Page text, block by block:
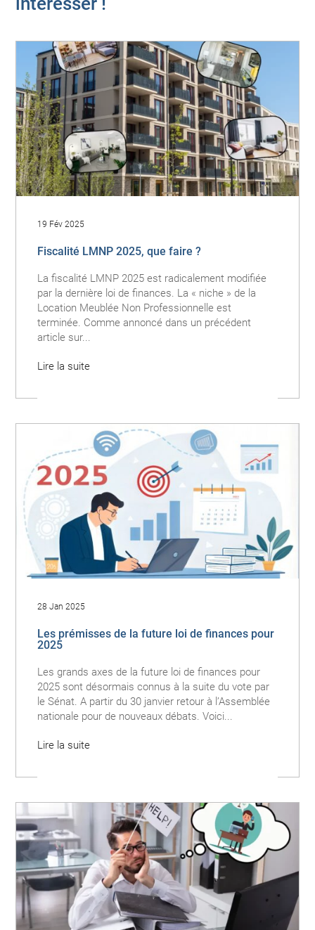
Fiscalité LMNP 2025, que faire ?
La fiscalité LMNP 2025 est radicalement modifiée
par la dernière loi de finances. La « niche » de la
Location Meublée Non Professionnelle est
terminée. Comme annoncé dans un précédent
article sur...
Lire la suite
19 Fév 2025
Les prémisses de la future loi de finances pour
2025
Les grands axes de la future loi de finances pour
2025 sont désormais connus à la suite du vote par
le Sénat. A partir du 30 janvier retour à l’Assemblée
nationale pour de nouveaux débats. Voici...
Lire la suite
28 Jan 2025